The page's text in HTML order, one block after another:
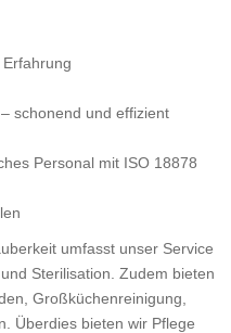
schonend und effizient
Personal mit ISO 18878
umfasst unser Service
Sterilisation. Zudem bieten
Großküchenreinigung,
Überdies bieten wir Pflege